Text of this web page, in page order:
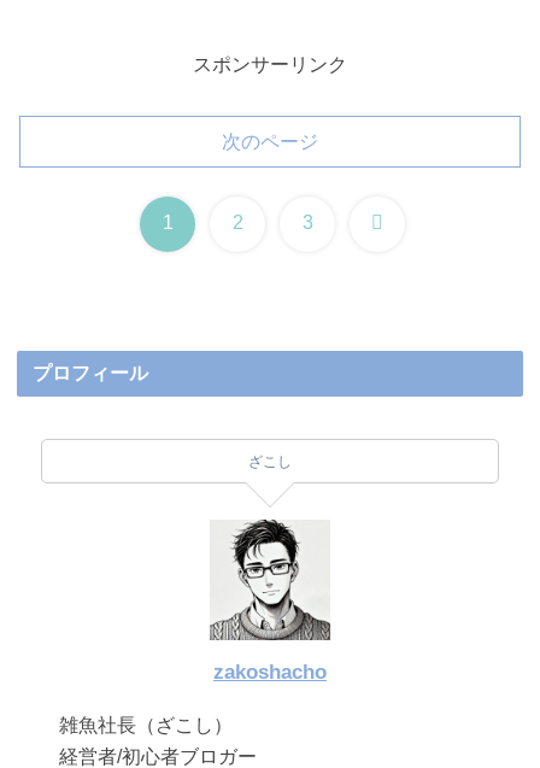
スポンサーリンク
次のページ
1 2 3 次
プロフィール
ざこし
zakoshacho
雑魚社長（ざこし）
経営者/初心者ブロガー